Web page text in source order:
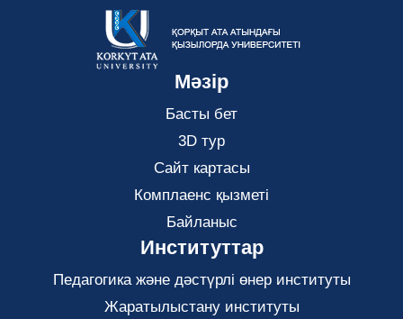
Мәзір
Басты бет
3D тур
Сайт картасы
Комплаенс қызметі
Байланыс
Институттар
Педагогика және дәстүрлі өнер институты
Жаратылыстану институты